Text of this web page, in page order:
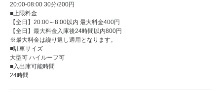
20:00-08:00 30分/200円
■上限料金
【全日】20:00～8:00以内 最大料金400円
【全日】最大料金入庫後24時間以内800円
※最大料金は繰り返し適用となります。
■駐車サイズ
大型可 ハイルーフ可
■入出庫可能時間
24時間